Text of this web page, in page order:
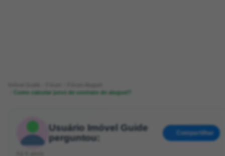
Como calcular juros de contrato de aluguel?
Usuário Imóvel Guide
perguntou:
Compartilhar